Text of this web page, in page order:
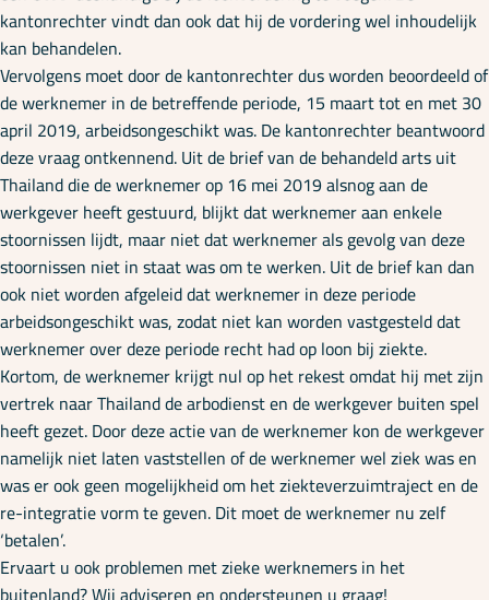
kantonrechter vindt dan ook dat hij de vordering wel inhoudelijk
kan behandelen.
Vervolgens moet door de kantonrechter dus worden beoordeeld of
de werknemer in de betreffende periode, 15 maart tot en met 30
april 2019, arbeidsongeschikt was. De kantonrechter beantwoord
deze vraag ontkennend. Uit de brief van de behandeld arts uit
Thailand die de werknemer op 16 mei 2019 alsnog aan de
werkgever heeft gestuurd, blijkt dat werknemer aan enkele
stoornissen lijdt, maar niet dat werknemer als gevolg van deze
stoornissen niet in staat was om te werken. Uit de brief kan dan
ook niet worden afgeleid dat werknemer in deze periode
arbeidsongeschikt was, zodat niet kan worden vastgesteld dat
werknemer over deze periode recht had op loon bij ziekte.
Kortom, de werknemer krijgt nul op het rekest omdat hij met zijn
vertrek naar Thailand de arbodienst en de werkgever buiten spel
heeft gezet. Door deze actie van de werknemer kon de werkgever
namelijk niet laten vaststellen of de werknemer wel ziek was en
was er ook geen mogelijkheid om het ziekteverzuimtraject en de
re-integratie vorm te geven. Dit moet de werknemer nu zelf
‘betalen’.
Ervaart u ook problemen met zieke werknemers in het